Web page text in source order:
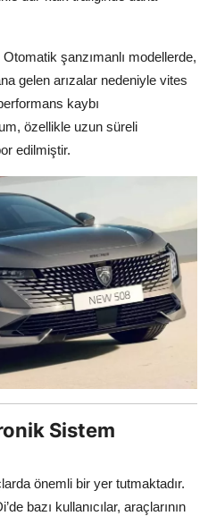
Otomatik şanzımanlı modellerde,
gelen arızalar nedeniyle vites
kaybı
özellikle uzun süreli
edilmiştir.
Sistem
önemli bir yer tutmaktadır.
bazı kullanıcılar, araçlarının